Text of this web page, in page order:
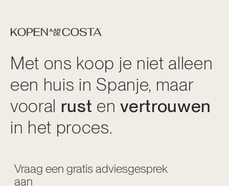
Met ons koop je niet alleen
een huis in Spanje, maar
vooral rust envertrouwen
in het proces.
Vraag een gratis adviesgesprek
aan